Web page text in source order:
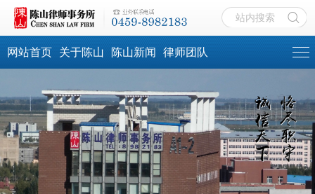
网站首页 关于陈山 陈山新闻 律师团队